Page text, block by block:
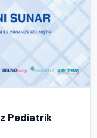
Pediatrik